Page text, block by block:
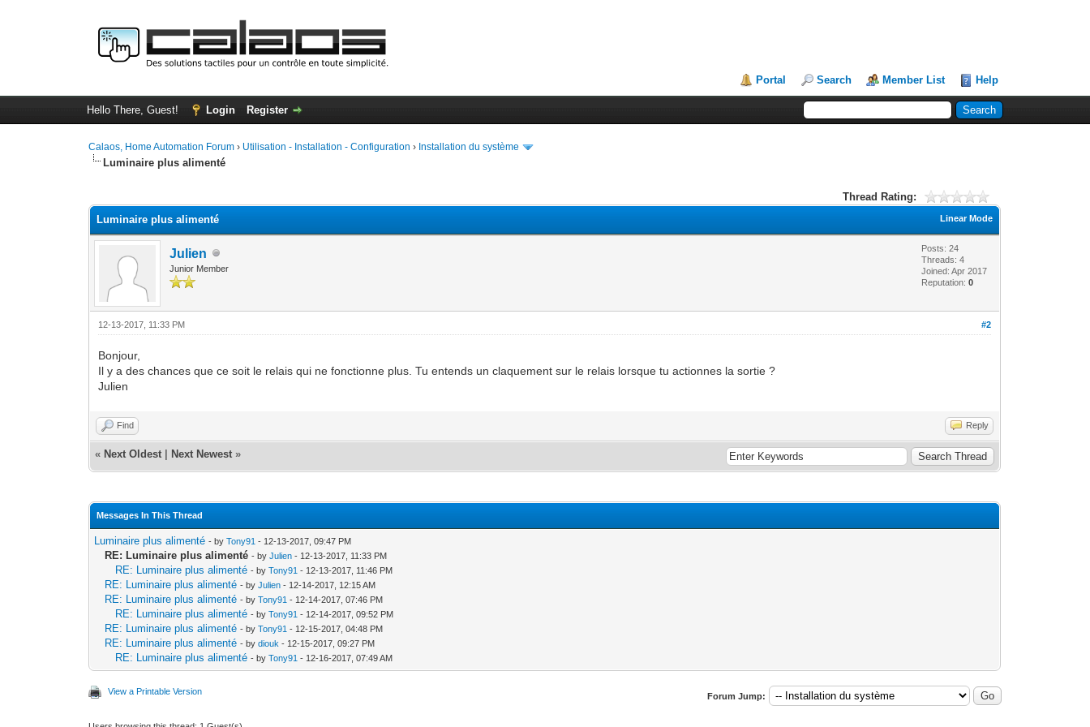
Portal Search Member List Help
Hello There, Guest! Login Register
Calaos, Home Automation Forum › Utilisation - Installation - Configuration › Installation du système
Luminaire plus alimenté
Thread Rating:
Linear Mode
Luminaire plus alimenté
Julien
Junior Member
Posts: 24
Threads: 4
Joined: Apr 2017
Reputation:0
#2
12-13-2017, 11:33 PM
Bonjour,
Il y a des chances que ce soit le relais qui ne fonctionne plus. Tu entends un claquement sur le relais lorsque tu actionnes la sortie ?
Julien
Find Reply
« Next Oldest Next Newest »
Messages In This Thread
Luminaire plus alimenté - byTony91 - 12-13-2017, 09:47 PM
RE: Luminaire plus alimenté - byJulien - 12-13-2017, 11:33 PM
RE: Luminaire plus alimenté - byTony91 - 12-13-2017, 11:46 PM
RE: Luminaire plus alimenté - byJulien - 12-14-2017, 12:15 AM
RE: Luminaire plus alimenté - byTony91 - 12-14-2017, 07:46 PM
RE: Luminaire plus alimenté - byTony91 - 12-14-2017, 09:52 PM
RE: Luminaire plus alimenté - byTony91 - 12-15-2017, 04:48 PM
RE: Luminaire plus alimenté - bydiouk - 12-15-2017, 09:27 PM
RE: Luminaire plus alimenté - byTony91 - 12-16-2017, 07:49 AM
View a Printable Version Forum Jump: